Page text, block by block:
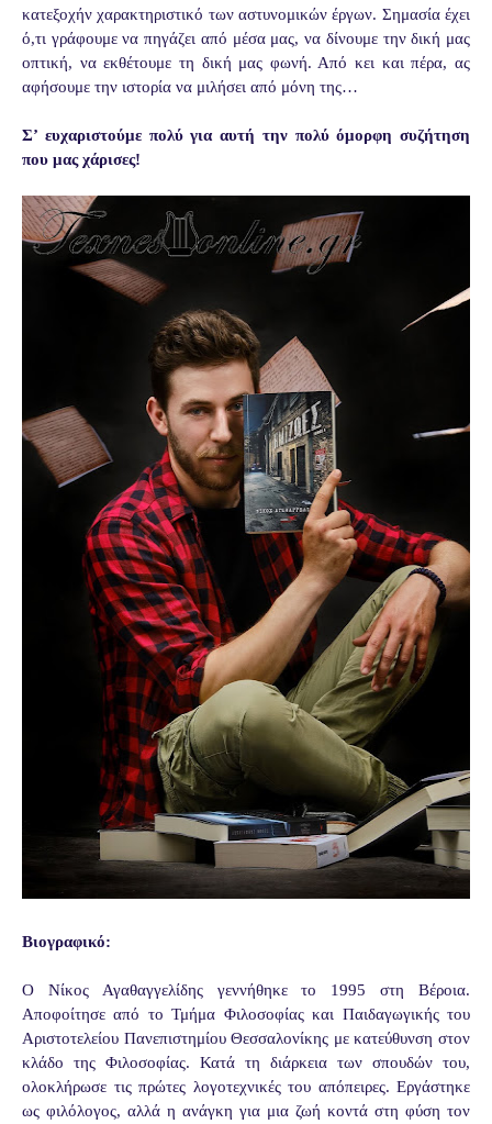
κατεξοχήν χαρακτηριστικό των αστυνομικών έργων. Σημασία έχει
ό,τι γράφουμε να πηγάζει από μέσα μας, να δίνουμε την δική μας
οπτική, να εκθέτουμε τη δική μας φωνή. Από κει και πέρα, ας
αφήσουμε την ιστορία να μιλήσει από μόνη της…
Σ’ ευχαριστούμε πολύ για αυτή την πολύ όμορφη συζήτηση
που μας χάρισες!
Βιογραφικό:
Ο Νίκος Αγαθαγγελίδης γεννήθηκε το 1995 στη Βέροια.
Αποφοίτησε από το Τμήμα Φιλοσοφίας και Παιδαγωγικής του
Αριστοτελείου Πανεπιστημίου Θεσσαλονίκης με κατεύθυνση στον
κλάδο της Φιλοσοφίας. Κατά τη διάρκεια των σπουδών του,
ολοκλήρωσε τις πρώτες λογοτεχνικές του απόπειρες. Εργάστηκε
ως φιλόλογος, αλλά η ανάγκη για μια ζωή κοντά στη φύση τον